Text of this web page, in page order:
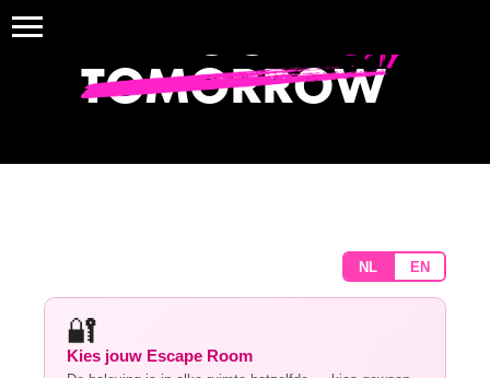
BOOK
TOMORROW
TODAY
NL EN
🔐
Kies jouw Escape Room